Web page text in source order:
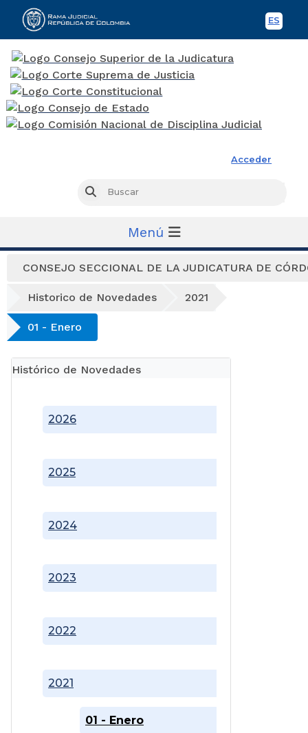
ES
Acceder
Buscar
Menú
CONSEJO SECCIONAL DE LA JUDICATURA DE
Historico de Novedades 2021
01 - Enero
Histórico de Novedades
2021
01 - Enero
2022
2023
2024
2025
2026